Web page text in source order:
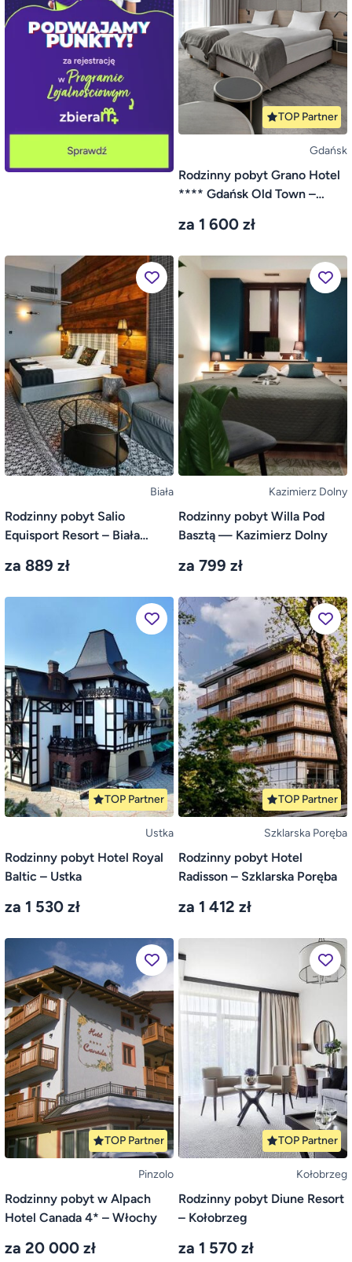
TOP Partner
Gdańsk
Rodzinny pobyt Grano Hotel
**** Gdańsk Old Town –
za 1 600 zł
Biała
Rodzinny pobyt Salio
Equisport Resort – Biała
za 889 zł
Kazimierz Dolny
Rodzinny pobyt Willa Pod
Basztą — Kazimierz Dolny
za 799 zł
TOP Partner
Ustka
Rodzinny pobyt Hotel Royal
Baltic – Ustka
za 1 530 zł
TOP Partner
Szklarska Poręba
Rodzinny pobyt Hotel
Radisson – Szklarska Poręba
za 1 412 zł
TOP Partner
Pinzolo
Rodzinny pobyt w Alpach
Hotel Canada 4* – Włochy
za 20 000 zł
TOP Partner
Kołobrzeg
Rodzinny pobyt Diune Resort
– Kołobrzeg
za 1 570 zł